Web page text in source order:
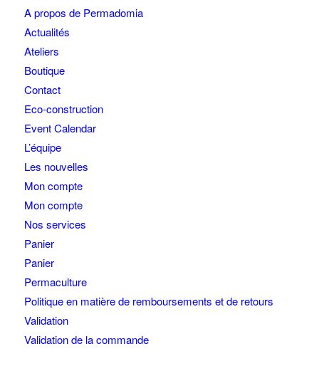
A propos de Permadomia
Actualités
Ateliers
Boutique
Contact
Eco-construction
Event Calendar
L’équipe
Les nouvelles
Mon compte
Mon compte
Nos services
Panier
Panier
Permaculture
Politique en matière de remboursements et de retours
Validation
Validation de la commande